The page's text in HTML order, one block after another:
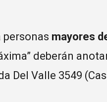
personas mayores
deberán
Del Valle 3549